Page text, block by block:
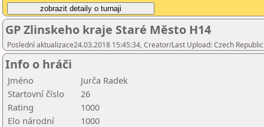
GP Zlinskeho kraje Staré Město H14
Poslední aktualizace24.03.2018 15:45:34, Creator/Last Upload: Czech
Info o hráči
Jméno
Jurča Radek
Startovní číslo
26
Rating
1000
Elo národní
1000